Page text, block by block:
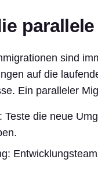
sind
auf die
Ein paralleler
Teste die neue